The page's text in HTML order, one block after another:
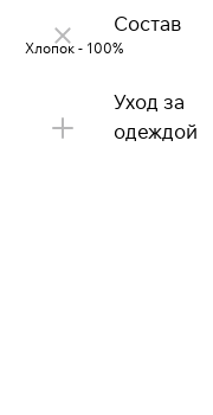
Состав
Хлопок - 100%
Уход за
одеждой